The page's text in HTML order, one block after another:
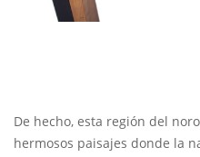
De hecho, esta región del
hermosos paisajes donde la